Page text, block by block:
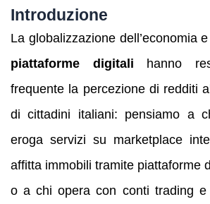
Introduzione
La globalizzazione dell’economia
piattaforme digitali hanno
frequente la percezione di redditi
di cittadini italiani: pensiamo a
eroga servizi su marketplace
affitta immobili tramite piattaforme
o a chi opera con conti trading e